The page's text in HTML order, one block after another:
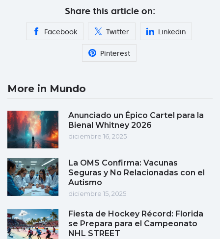
Share this article on:
Facebook Twitter Linkedin
Pinterest
More in Mundo
Anunciado un Épico Cartel para la
Bienal Whitney 2026
diciembre 16, 2025
La OMS Confirma: Vacunas
Seguras y No Relacionadas con el
Autismo
diciembre 15, 2025
Fiesta de Hockey Récord: Florida
se Prepara para el Campeonato
NHL STREET